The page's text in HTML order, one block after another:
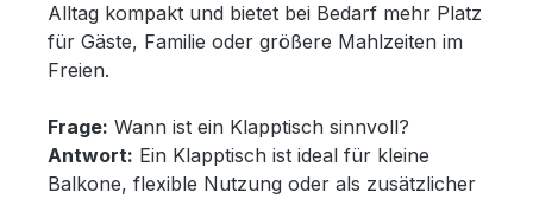
Alltag kompakt und bietet bei Bedarf mehr Platz
für Gäste, Familie oder größere Mahlzeiten im
Freien.
Frage: Wann ist ein Klapptisch sinnvoll?
Antwort: Ein Klapptisch ist ideal für kleine
Balkone, flexible Nutzung oder als zusätzlicher